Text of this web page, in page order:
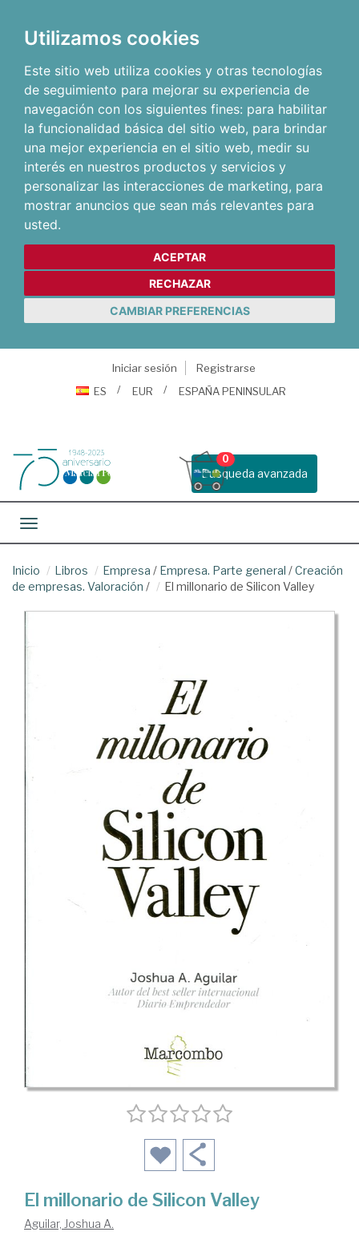
Utilizamos cookies
Este sitio web utiliza cookies y otras tecnologías
de seguimiento para mejorar su experiencia de
navegación con los siguientes fines: para habilitar
la funcionalidad básica del sitio web, para brindar
una mejor experiencia en el sitio web, medir su
interés en nuestros productos y servicios y
personalizar las interacciones de marketing, para
mostrar anuncios que sean más relevantes para
usted.
ACEPTAR
RECHAZAR
CAMBIAR PREFERENCIAS
Iniciar sesión
Registrarse
ES
EUR ESPAÑA PENINSULAR
Busqueda avanzada
0
Toggle navigation
Inicio Libros Empresa / Empresa. Parte general /Creación
de empresas. Valoración / El millonario de Silicon Valley
El millonario de Silicon Valley
Aguilar, Joshua A.